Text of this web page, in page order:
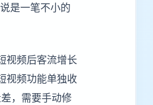
是一笔不小的
视频后客流增长
视频功能单独收
，需要手动修